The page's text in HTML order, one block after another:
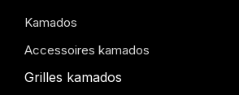
Kamados
Accessoires kamados
Grilles kamados